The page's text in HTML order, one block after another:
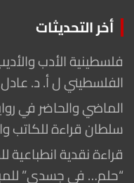
أخر التحديثات
فلسطينية الأدب
الفلسطيني ل أ. د.
الماضي والحاضر في
سلطان قراءة للكاتب
قراءة نقدية انطباعية
“حلم… في جسدي”